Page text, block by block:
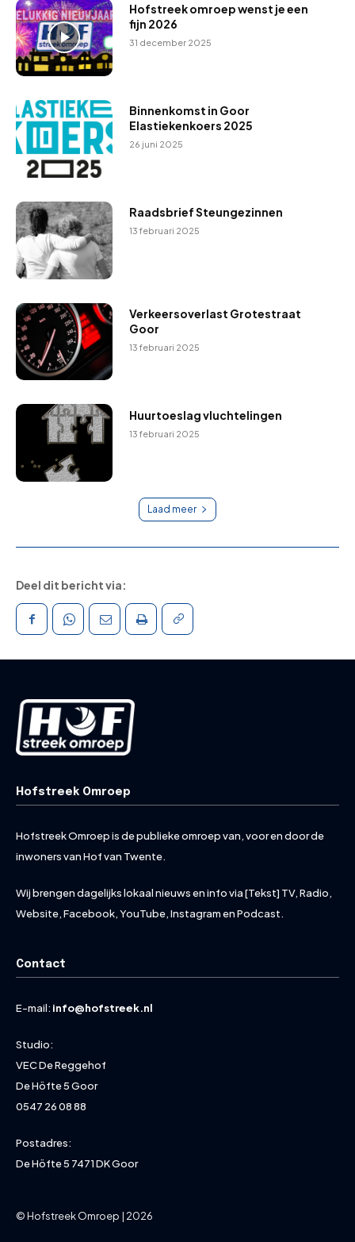
Hofstreek omroep wenst je een
fijn 2026
31 december 2025
Binnenkomst in Goor
Elastiekenkoers 2025
26 juni 2025
Raadsbrief Steungezinnen
13 februari 2025
Verkeersoverlast Grotestraat
Goor
13 februari 2025
Huurtoeslag vluchtelingen
13 februari 2025
Laad meer
Deel dit bericht via:
Hofstreek Omroep
Hofstreek Omroep is de publieke omroep van, voor en door de
inwoners van Hof van Twente.
Wij brengen dagelijks lokaal nieuws en info via [Tekst] TV, Radio,
Website, Facebook, YouTube, Instagram en Podcast.
Contact
E-mail: info@hofstreek.nl
Studio:
VEC De Reggehof
De Höfte 5 Goor
0547 26 08 88
Postadres:
De Höfte 5 7471 DK Goor
© Hofstreek Omroep | 2026